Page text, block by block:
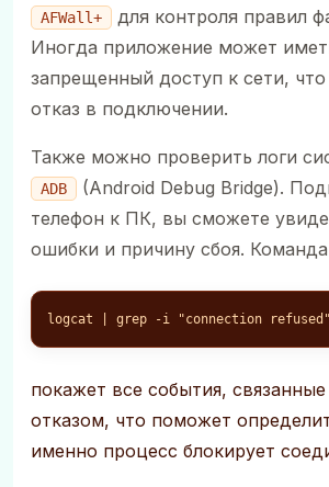
AFWall+
для контроля правил
Иногда приложение может
запрещенный доступ к сети,
отказ в подключении.
Также можно проверить логи
ADB
(Android Debug Bridge).
телефон к ПК, вы сможете
ошибки и причину сбоя. Команда
logcat | grep -i "connection refused"
покажет все события,
отказом, что поможет
именно процесс блокирует